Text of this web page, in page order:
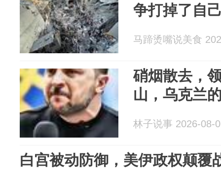
争打掉了自
马蹄烫嘴说美食
硝烟散去，
山，乌克兰
林子说事 2026-08-
白宫被动防御，美伊政权颠覆